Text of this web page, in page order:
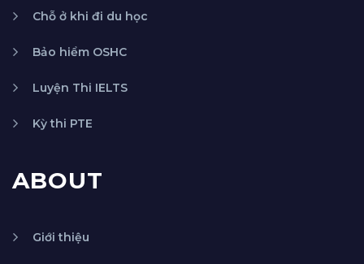
Chỗ ở khi đi du học
Bảo hiểm OSHC
Luyện Thi IELTS
Kỳ thi PTE
ABOUT
Giới thiệu